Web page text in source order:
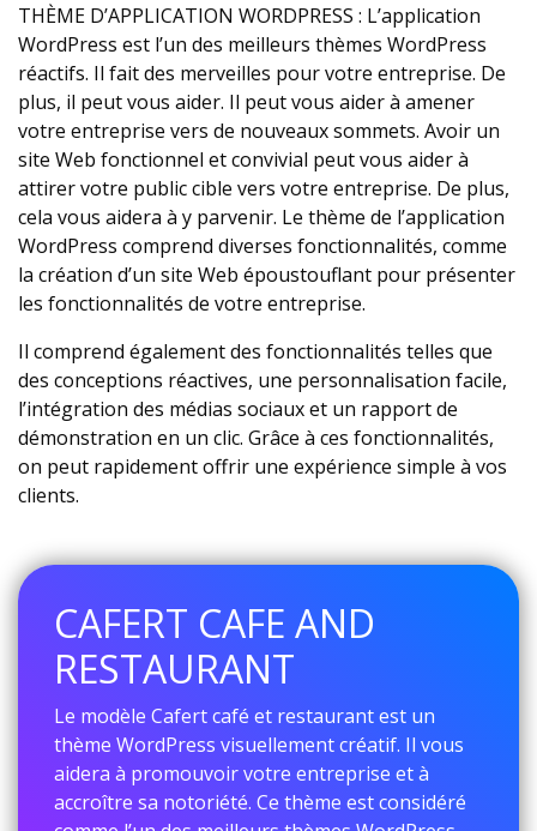
THÈME D’APPLICATION WORDPRESS : L’application
WordPress est l’un des meilleurs thèmes WordPress
réactifs. Il fait des merveilles pour votre entreprise. De
plus, il peut vous aider. Il peut vous aider à amener
votre entreprise vers de nouveaux sommets. Avoir un
site Web fonctionnel et convivial peut vous aider à
attirer votre public cible vers votre entreprise. De plus,
cela vous aidera à y parvenir. Le thème de l’application
WordPress comprend diverses fonctionnalités, comme
la création d’un site Web époustouflant pour présenter
les fonctionnalités de votre entreprise.
Il comprend également des fonctionnalités telles que
des conceptions réactives, une personnalisation facile,
l’intégration des médias sociaux et un rapport de
démonstration en un clic. Grâce à ces fonctionnalités,
on peut rapidement offrir une expérience simple à vos
clients.
CAFERT CAFE AND
RESTAURANT
Le modèle Cafert café et restaurant est un
thème WordPress visuellement créatif. Il vous
aidera à promouvoir votre entreprise et à
accroître sa notoriété. Ce thème est considéré